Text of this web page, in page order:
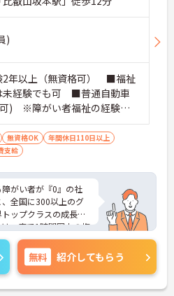
配サービスを利用して
ているため安心してお
駐する人員体制を確
就業を後押ししていま
マイカーでのご通勤も
当は1分単位で正確
年2回の昇給の機会
)
2年以上（無資格可） ■福祉
未経験でも可 ■普通自動車
) ※障がい者福祉の経験は
任者研修資格 ヘルパー2級以
験2年以上の方、障がい者福
をお持ちの方大歓迎
無資格OK
年間休日110日以上
支給
がい者が『0』の社
全国に300以上のグ
ップクラスの成長企
、車で1時間圏内の複
支援とパートスタッ
なポジションです。
され、スタッフの身
万円が付与されるこ
ます。年間休日114
無料 紹介してもらう